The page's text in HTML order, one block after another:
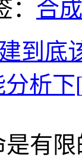
合
到底
析
有